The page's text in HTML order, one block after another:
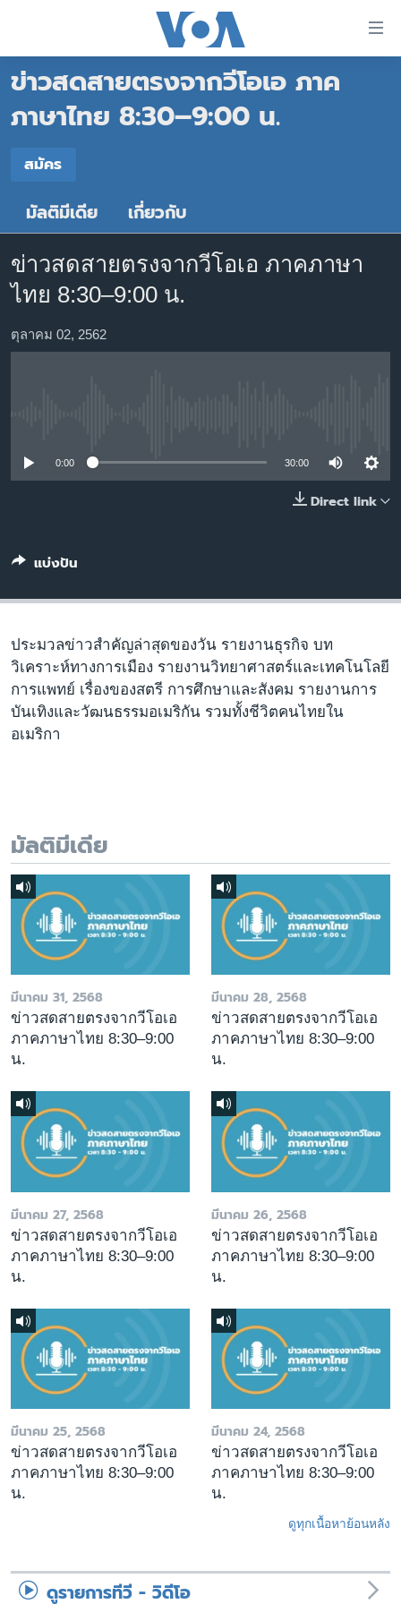
ต่อ
ไป
หลัก
หน้า
หลัก
ข้าม
ไป
การ
หน้าหลัก
โลก
เอเชีย
ไทย
ธุรกิจ
วิทยาศาสตร์
ไลฟ์สไตล์
ข่าวสดสายตรงจากวีโอเอ ภาค
ภาษาไทย 8:30–9:00 น.
สมัคร
สมัคร
มัลติมีเดีย เกี่ยวกับ
ข่าวสดสายตรงจากวีโอเอ ภาคภาษา
ไทย 8:30–9:00 น.
ตุลาคม 02, 2562
0:00 30:00
Direct link
แบ่งปัน
ประมวลข่าวสำคัญล่าสุดของวัน รายงานธุรกิจ บท
วิเคราะห์ทางการเมือง รายงานวิทยาศาสตร์และเทคโนโลยี
การแพทย์ เรื่องของสตรี การศึกษาและสังคม รายงานการ
บันเทิงและวัฒนธรรมอเมริกัน รวมทั้งชีวิตคนไทยใน
อเมริกา
มัลติมีเดีย
มีนาคม 31, 2568
ข่าวสดสายตรงจากวีโอเอ
ภาคภาษาไทย 8:30–9:00
น.
มีนาคม 28, 2568
ข่าวสดสายตรงจากวีโอเอ
ภาคภาษาไทย 8:30–9:00
น.
มีนาคม 27, 2568
ข่าวสดสายตรงจากวีโอเอ
ภาคภาษาไทย 8:30–9:00
น.
มีนาคม 26, 2568
ข่าวสดสายตรงจากวีโอเอ
ภาคภาษาไทย 8:30–9:00
น.
มีนาคม 25, 2568
ข่าวสดสายตรงจากวีโอเอ
ภาคภาษาไทย 8:30–9:00
น.
มีนาคม 24, 2568
ข่าวสดสายตรงจากวีโอเอ
ภาคภาษาไทย 8:30–9:00
น.
ดูทุกเนื้อหาย้อนหลัง
ดูรายการทีวี - วิดีโอ